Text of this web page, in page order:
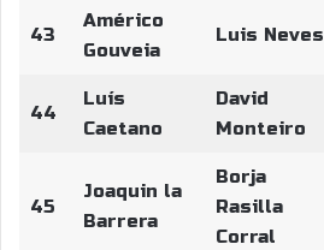
43
Américo
Gouveia
Luis Neves
44
Luís
Caetano
David
Monteiro
45
Joaquin la
Barrera
Borja
Rasilla
Corral